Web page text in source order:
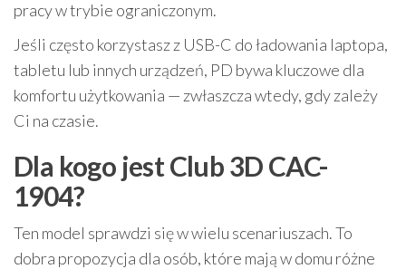
pracy w trybie ograniczonym.
Jeśli często korzystasz z USB-C do ładowania laptopa,
tabletu lub innych urządzeń, PD bywa kluczowe dla
komfortu użytkowania — zwłaszcza wtedy, gdy zależy
Ci na czasie.
Dla kogo jest Club 3D CAC-
1904?
Ten model sprawdzi się w wielu scenariuszach. To
dobra propozycja dla osób, które mają w domu różne